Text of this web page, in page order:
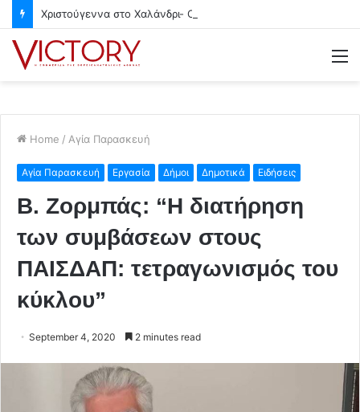
Home / Αγία Παρασκευή
Αγία Παρασκευή Εργασία Δήμοι Δημοτικά Ειδήσεις
Β. Ζορμπάς: “Η διατήρηση
των συμβάσεων στους
ΠΑΙΣΔΑΠ: τετραγωνισμός του
κύκλου”
September 4, 2020 2 minutes read